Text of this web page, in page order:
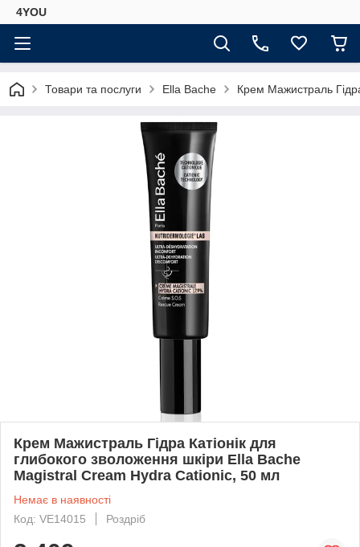
4YOU
Товари та послуги Ella Bache Крем Мажистраль
Крем Мажистраль Гідра Катіонік для
глибокого зволоження шкіри Ella Bache
Magistral Cream Hydra Cationic, 50 мл
Немає в наявності
Код: VE14015
Роздріб